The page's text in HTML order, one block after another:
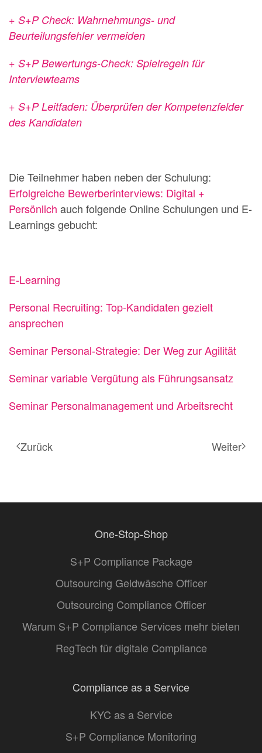
+ S+P Check: Wahrnehmungs- und
Beurteilungsfehler vermeiden
+ S+P Bewertungs-Check: Spielregeln für
Interviewteams
+ S+P Leitfaden: Überprüfen der Kompetenzfelder
des Kandidaten
Die Teilnehmer haben neben der Schulung:
Erfolgreiche Bewerberinterviews: Digital +
Persönlich auch folgende Online Schulungen und E-
Learnings gebucht:
E-Learning
Personal Recruiting: Top-Kandidaten gezielt
ansprechen
Seminar Personal-Strategie: Der Weg zur Agilität
Seminar variable Vergütung als Führungsansatz
Seminar Personalmanagement und Arbeitsrecht
Zurück Weiter
One-Stop-Shop
S+P Compliance Package
Outsourcing Geldwäsche Officer
Outsourcing Compliance Officer
Warum S+P Compliance Services mehr bieten
RegTech für digitale Compliance
Compliance as a Service
KYC as a Service
S+P Compliance Monitoring